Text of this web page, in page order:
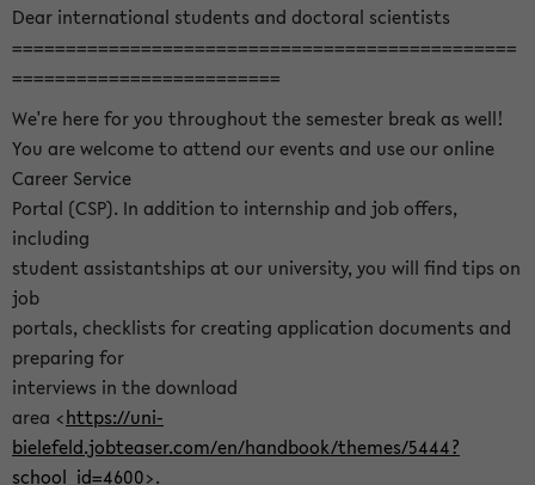
Dear international students and doctoral scientists
===============================================
=========================
We're here for you throughout the semester break as well!
You are welcome to attend our events and use our online
Career Service
Portal (CSP). In addition to internship and job offers,
including
student assistantships at our university, you will find tips on
job
portals, checklists for creating application documents and
preparing for
interviews in the download
area <https://uni-
bielefeld.jobteaser.com/en/handbook/themes/5444?
school_id=4600>.